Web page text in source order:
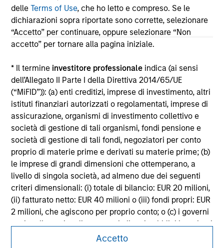
delleTerms of Use, che ho letto e compreso. Se le
dichiarazioni sopra riportate sono corrette, selezionare
“Accetto” per continuare, oppure selezionare “Non
accetto” per tornare alla pagina iniziale.
* Il termine investitore professionale indica (ai sensi
dell’Allegato II Parte I della Direttiva 2014/65/UE
(“MiFID”)): (a) enti creditizi, imprese di investimento, altri
istituti finanziari autorizzati o regolamentati, imprese di
assicurazione, organismi di investimento collettivo e
società di gestione di tali organismi, fondi pensione e
società di gestione di tali fondi, negoziatori per conto
proprio di materie prime e derivati su materie prime; (b)
le imprese di grandi dimensioni che ottemperano, a
livello di singola società, ad almeno due dei seguenti
criteri dimensionali: (i) totale di bilancio: EUR 20 milioni,
(ii) fatturato netto: EUR 40 milioni o (iii) fondi propri: EUR
2 milioni, che agiscono per proprio conto; o (c) i governi
nazionali e regionali, compresi gli enti pubblici incaricati
della gestione del debito pubblico a livello nazionale o
Accetto
not constitute and should not be construed as an
offering of advisory services or an offer to sell or a
solicitation of an offer to buy any securities in any
jurisdiction in which such offer or solicitation,
purchase or sale would be unlawful under the
All investing involves risks, including a loss of principal.
Please refer to the strategy detail page for important
information on the strategy, including additional risk
considerations.